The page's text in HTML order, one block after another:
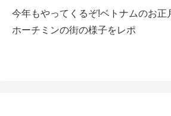
今年もやってくるぞ!ベトナムのお正
ホーチミンの街の様子をレポ